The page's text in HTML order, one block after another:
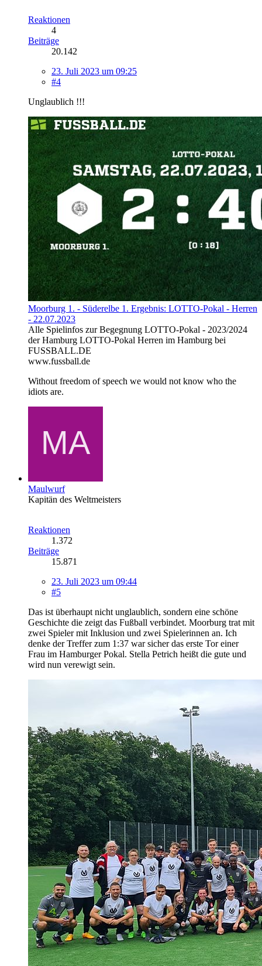
Reaktionen
4
Beiträge
20.142
23. Juli 2023 um 09:25
#4
Unglaublich !!!
Moorburg 1. - Süderelbe 1. Ergebnis: LOTTO-Pokal - Herren
- 22.07.2023
Alle Spielinfos zur Begegnung LOTTO-Pokal - 2023/2024
der Hamburg LOTTO-Pokal Herren im Hamburg bei
FUSSBALL.DE
www.fussball.de
Without freedom of speech we would not know who the
idiots are.
Maulwurf
Kapitän des Weltmeisters
Reaktionen
1.372
Beiträge
15.871
23. Juli 2023 um 09:44
#5
Das ist überhaupt nicht unglaublich, sondern eine schöne
Geschichte die zeigt das Fußball verbindet. Moorburg trat mit
zwei Spieler mit Inklusion und zwei Spielerinnen an. Ich
denke der Treffer zum 1:37 war sicher das erste Tor einer
Frau im Hamburger Pokal. Stella Petrich heißt die gute und
wird nun verewigt sein.